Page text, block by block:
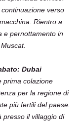
verso
Rientro a
e pernottamento in
Dubai
prima colazione
per la regione di
più fertili del paese.
presso il villaggio di